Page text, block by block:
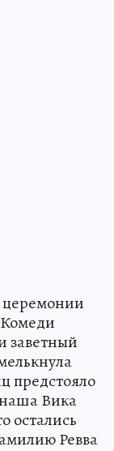
церемонии
заветный
предстояло
Вика
остались
Ревва